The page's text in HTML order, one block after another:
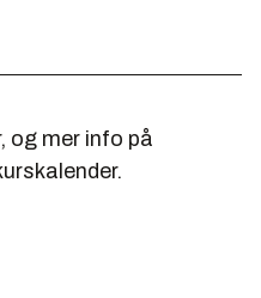
og mer info på